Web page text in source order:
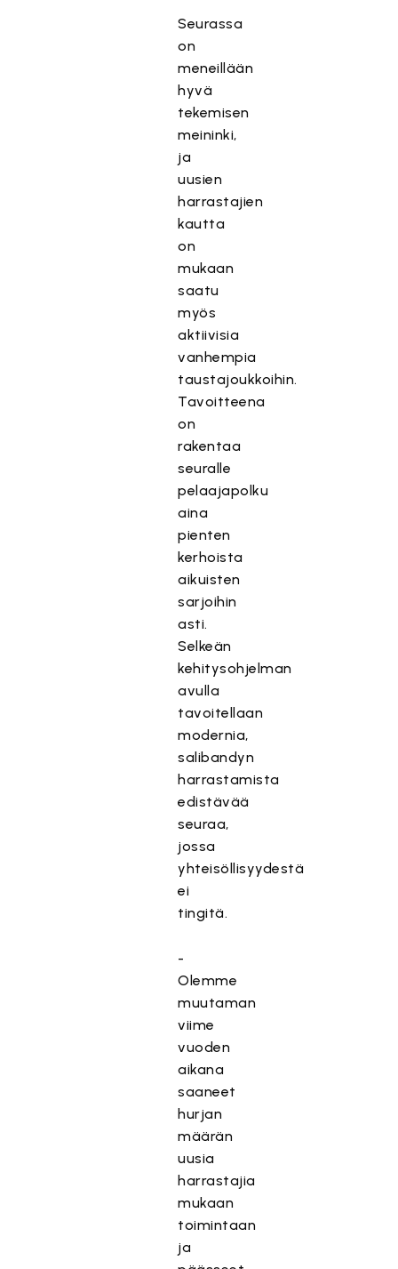
Seurassa
on
meneillään
hyvä
tekemisen
meininki,
ja
uusien
harrastajien
kautta
on
mukaan
saatu
myös
aktiivisia
vanhempia
taustajoukkoihin.
Tavoitteena
on
rakentaa
seuralle
pelaajapolku
aina
pienten
kerhoista
aikuisten
sarjoihin
asti.
Selkeän
kehitysohjelman
avulla
tavoitellaan
modernia,
salibandyn
harrastamista
edistävää
seuraa,
jossa
yhteisöllisyydestä
ei
tingitä.
-
Olemme
muutaman
viime
vuoden
aikana
saaneet
hurjan
määrän
uusia
harrastajia
mukaan
toimintaan
ja